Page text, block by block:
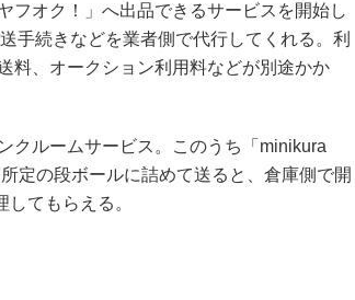
フオク！」へ出品できるサービスを開始し
手続きなどを業者側で代行してくれる。利
料、オークション利用料などが別途かか
ルームサービス。このうち「minikura
定の段ボールに詰めて送ると、倉庫側で開
てもらえる。